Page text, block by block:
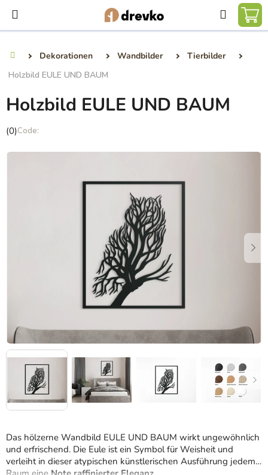
Inhalt
springen
Suchen
Dekorationen Wandbilder
Tierbilder
Holzbild EULE UND BAUM
Das hölzerne Wandbild EULE UND BAUM wirkt ungewöhnlich
und erfrischend. Die Eule ist ein Symbol für Weisheit und
verleiht in dieser atypischen künstlerischen Ausführung jedem
Holzbild EULE UND BAUM
Die
Produktbewertung
(0)